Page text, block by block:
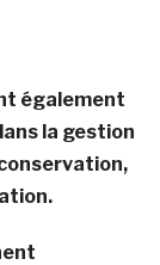
également
la gestion